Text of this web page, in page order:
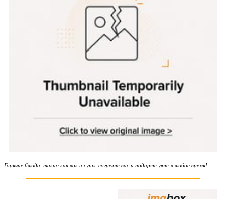
Горячие блюда, такие как вок и супы, согреют вас и подарят уют в любое время!